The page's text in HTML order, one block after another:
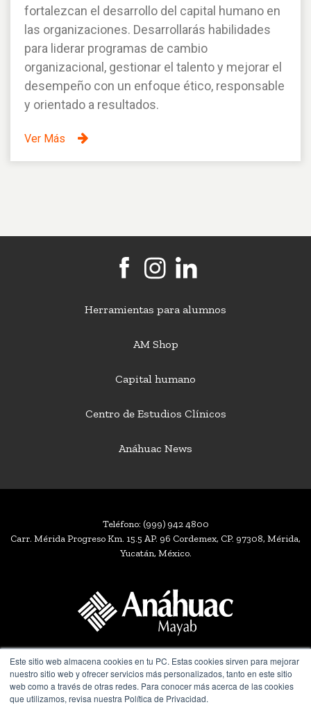
Este sitio web almacena cookies en tu PC. Estas cookies sirven para mejorar
nuestro sitio web y ofrecer servicios más personalizados, tanto en este sitio
web como a través de otras redes. Para conocer más acerca de las cookies
que utilizamos, revisa nuestra Política de Privacidad.
fortalezcan el desarrollo del capital humano en
las organizaciones. Desarrollarás habilidades
para liderar programas de cambio
organizacional, gestionar el talento y mejorar el
desempeño con un enfoque ético, responsable
y orientado a resultados.
Ver Más
Herramientas para alumnos
AM Shop
Capital humano
Centro de Estudios Clínicos
Anáhuac News
Teléfono: (999) 942 4800
Carr. Mérida Progreso Km. 15.5 AP. 96 Cordemex, CP. 97308, Mérida,
Yucatán, México.
Miembro de